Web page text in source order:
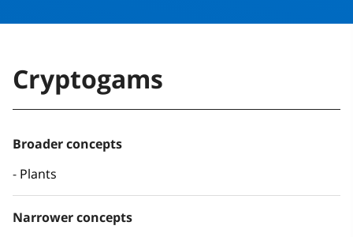
Cryptogams
Broader concepts
Plants
Narrower concepts